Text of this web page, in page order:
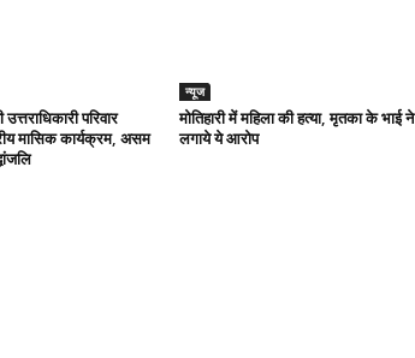
परिवार
मासिक कार्यक्रम, असम
न्यूज
मोतिहारी में महिला की हत्या, मृतका के भाई ने
लगाये ये आरोप